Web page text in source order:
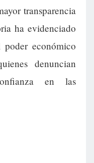
transparencia
ha evidenciado
económico
denuncian
en las